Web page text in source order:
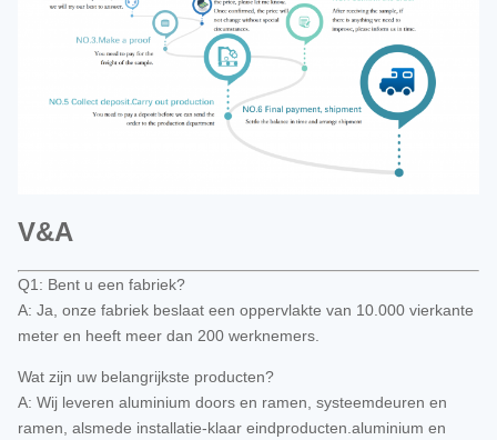
V&A
Q1: Bent u een fabriek?
A: Ja, onze fabriek beslaat een oppervlakte van 10.000 vierkante
meter en heeft meer dan 200 werknemers.
Wat zijn uw belangrijkste producten?
A: Wij leveren aluminium doors en ramen, systeemdeuren en
ramen, alsmede installatie-klaar eindproducten.aluminium en